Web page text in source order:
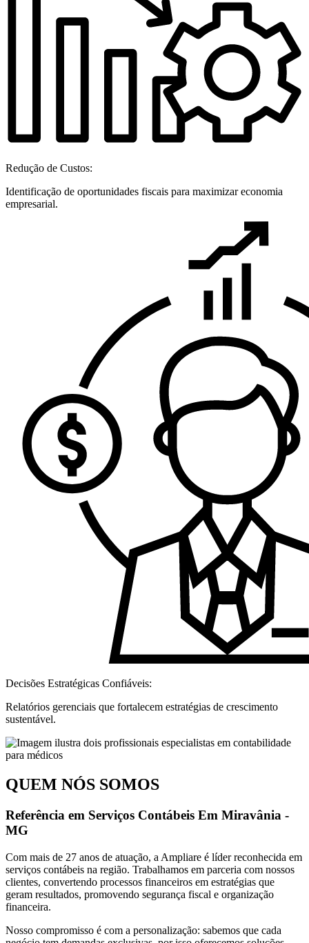
Redução de Custos:
Identificação de oportunidades fiscais para maximizar economia
empresarial.
Decisões Estratégicas Confiáveis:
Relatórios gerenciais que fortalecem estratégias de crescimento
sustentável.
QUEM NÓS SOMOS
Referência em Serviços Contábeis Em Miravânia -
MG
Com mais de 27 anos de atuação, a Ampliare é líder reconhecida em
serviços contábeis na região. Trabalhamos em parceria com nossos
clientes, convertendo processos financeiros em estratégias que
geram resultados, promovendo segurança fiscal e organização
financeira.
Nosso compromisso é com a personalização: sabemos que cada